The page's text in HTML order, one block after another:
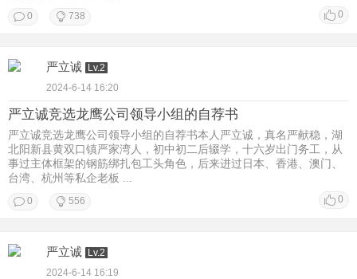
0
0 738
严立诚
Lv.2
2024-6-14 16:20
严立诚竞选龙鹰公司领导小组的自荐书
严立诚竞选龙鹰公司领导小组的自荐书本人严立诚，真名严献稳，湖
北阳新县黄双口镇严家湾人，初中初二后辍学，十六岁出门务工，从
事过主体框架的钢筋绑扎包工头角色，后来进过日本、香港、澳门、
台湾、杭州等私企老板 ...
0
0 556
严立诚
Lv.2
2024-6-14 16:19